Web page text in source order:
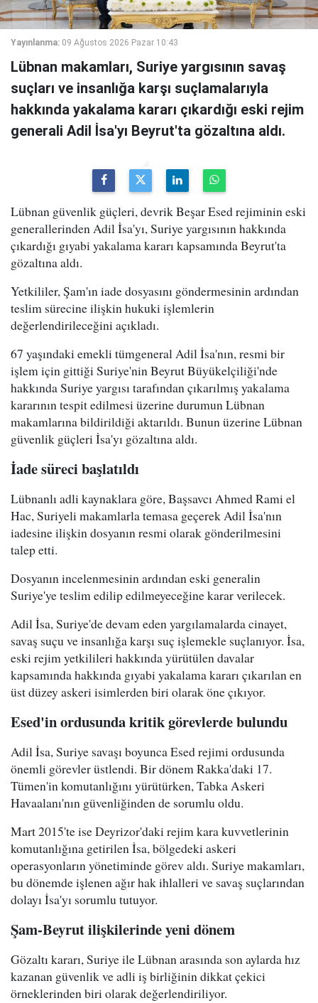
Yayınlanma: 09 Ağustos 2026 Pazar 10:43
Lübnan makamları, Suriye yargısının savaş
suçları ve insanlığa karşı suçlamalarıyla
hakkında yakalama kararı çıkardığı eski rejim
generali Adil İsa'yı Beyrut'ta gözaltına aldı.
Lübnan güvenlik güçleri, devrik Beşar Esed rejiminin eski
generallerinden Adil İsa'yı, Suriye yargısının hakkında
çıkardığı gıyabi yakalama kararı kapsamında Beyrut'ta
gözaltına aldı.
Yetkililer, Şam'ın iade dosyasını göndermesinin ardından
teslim sürecine ilişkin hukuki işlemlerin
değerlendirileceğini açıkladı.
67 yaşındaki emekli tümgeneral Adil İsa'nın, resmi bir
işlem için gittiği Suriye'nin Beyrut Büyükelçiliği'nde
hakkında Suriye yargısı tarafından çıkarılmış yakalama
kararının tespit edilmesi üzerine durumun Lübnan
makamlarına bildirildiği aktarıldı. Bunun üzerine Lübnan
güvenlik güçleri İsa'yı gözaltına aldı.
İade süreci başlatıldı
Lübnanlı adli kaynaklara göre, Başsavcı Ahmed Rami el
Hac, Suriyeli makamlarla temasa geçerek Adil İsa'nın
iadesine ilişkin dosyanın resmi olarak gönderilmesini
talep etti.
Dosyanın incelenmesinin ardından eski generalin
Suriye'ye teslim edilip edilmeyeceğine karar verilecek.
Adil İsa, Suriye'de devam eden yargılamalarda cinayet,
savaş suçu ve insanlığa karşı suç işlemekle suçlanıyor. İsa,
eski rejim yetkilileri hakkında yürütülen davalar
kapsamında hakkında gıyabi yakalama kararı çıkarılan en
üst düzey askeri isimlerden biri olarak öne çıkıyor.
Esed'in ordusunda kritik görevlerde bulundu
Adil İsa, Suriye savaşı boyunca Esed rejimi ordusunda
önemli görevler üstlendi. Bir dönem Rakka'daki 17.
Tümen'in komutanlığını yürütürken, Tabka Askeri
Havaalanı'nın güvenliğinden de sorumlu oldu.
Mart 2015'te ise Deyrizor'daki rejim kara kuvvetlerinin
komutanlığına getirilen İsa, bölgedeki askeri
operasyonların yönetiminde görev aldı. Suriye makamları,
bu dönemde işlenen ağır hak ihlalleri ve savaş suçlarından
dolayı İsa'yı sorumlu tutuyor.
Şam-Beyrut ilişkilerinde yeni dönem
Gözaltı kararı, Suriye ile Lübnan arasında son aylarda hız
kazanan güvenlik ve adli iş birliğinin dikkat çekici
örneklerinden biri olarak değerlendiriliyor.